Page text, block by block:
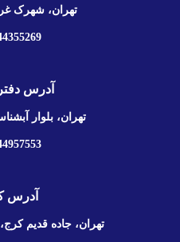
تهران، شهرک
21 98+
آدرس
تهران، بلوار
21 98+
آدرس
تهران، جاده قدیم